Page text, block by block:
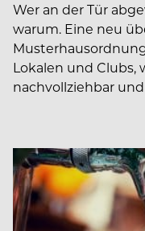
Wer an der Tür
warum. Eine neu
Lokalen und Clubs,
nachvollziehbar